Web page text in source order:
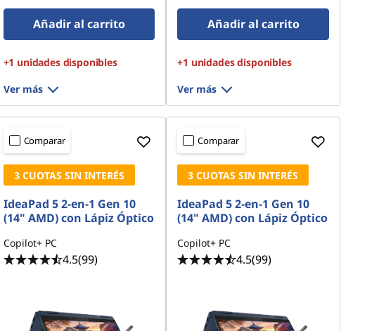
Gen4 QLC
Añadir al carrito
+1 unidades disponibles
Ver más
Gen4 QLC
Añadir al carrito
+1 unidades disponibles
Ver más
Comparar
3 CUOTAS SIN INTERÉS
IdeaPad 5 2-en-1 Gen 10
(14" AMD) con Lápiz Óptico
Copilot+ PC
4.5(99)
Comparar
3 CUOTAS SIN INTERÉS
IdeaPad 5 2-en-1 Gen 10
(14" AMD) con Lápiz Óptico
Copilot+ PC
4.5(99)